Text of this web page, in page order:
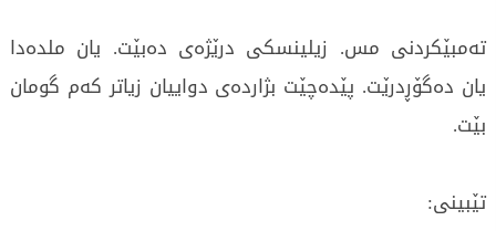
ته‌مبێكردنی مس. زیلینسكی درێژه‌ی ده‌بێت. یان ملده‌دا
یان ده‌گۆڕدرێت. پێده‌چێت بژارده‌ی دواییان زیاتر كه‌م گومان
بێت.
تێبینی: